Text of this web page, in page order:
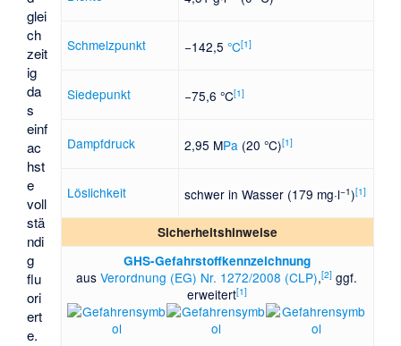
Schmelzpunkt −142,5°C[1]
Siedepunkt −75,6 °C[1]
Dampfdruck 2,95 MPa (20 °C)[1]
Löslichkeit schwer in Wasser (179 mg·l−1)[1]
Sicherheitshinweise
GHS-Gefahrstoffkennzeichnung
ausVerordnung (EG) Nr. 1272/2008 (CLP),[2] ggf.
erweitert[1]
glei
ch
zeit
ig
da
s
einf
ac
hst
e
voll
stä
ndi
g
flu
ori
ert
e.